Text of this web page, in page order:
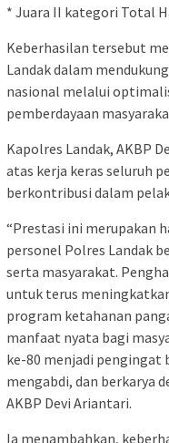
* Juara II kategori Total
Keberhasilan tersebut
Landak dalam
nasional melalui
pemberdayaan
Kapolres Landak, AKBP
atas kerja keras seluruh
berkontribusi dalam
“Prestasi ini merupakan
personel Polres Landak
serta masyarakat.
untuk terus
program ketahanan
manfaat nyata bagi
ke-80 menjadi pengingat
mengabdi, dan berkarya
AKBP Devi Ariantari.
Ia menambahkan,